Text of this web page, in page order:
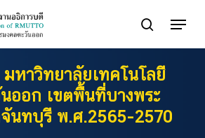
search
Menu
หาวิทยาลัยเทคโนโลยี
ออก เขตพื้นที่บางพระ
จันทบุรี พ.ศ.2565-2570